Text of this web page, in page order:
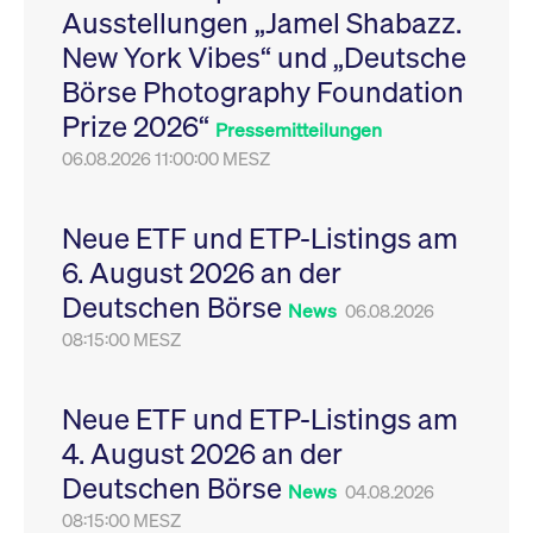
Ausstellungen „Jamel Shabazz.
New York Vibes“ und „Deutsche
Börse Photography Foundation
Prize 2026“ Pressemitteilungen
06.08.2026 11:00:00 MESZ
Neue ETF und ETP-Listings am
6. August 2026 an der
Deutschen Börse News 06.08.2026
08:15:00 MESZ
Neue ETF und ETP-Listings am
4. August 2026 an der
Deutschen Börse News 04.08.2026
08:15:00 MESZ
Leistung der Website
zu messen. Es handelt
sich um ein Muster-
Cookie, bei dem auf
das Präfix _pk_ses
eine kurze Reihe von
VISITOR_PRIVACY_METADATA
YouTube
.youtube.com
6
Monate
Dieses Cookie dient
Speicherung der
Einwilligungs- und
des Nutzers für ihre
Interaktion mit der
Sitzungen geehrt